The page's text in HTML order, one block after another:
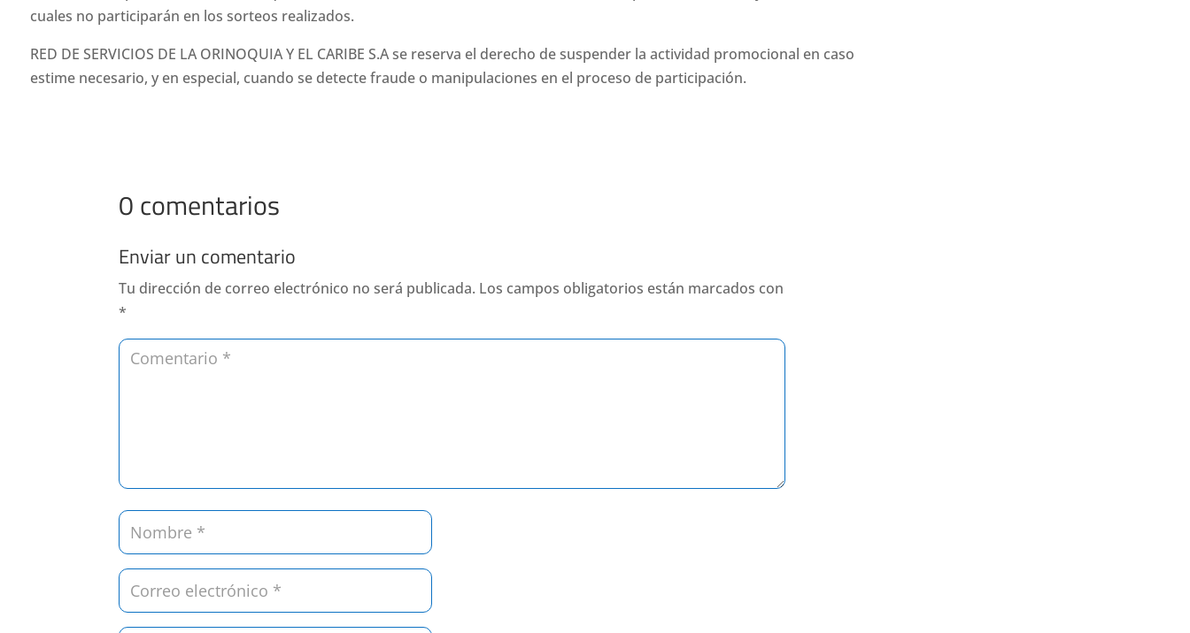
cuales no participarán en los sorteos realizados.
RED DE SERVICIOS DE LA ORINOQUIA Y EL CARIBE S.A se reserva el derecho de suspender la actividad promocional en caso
estime necesario, y en especial, cuando se detecte fraude o manipulaciones en el proceso de participación.
0 comentarios
Enviar un comentario
Tu dirección de correo electrónico no será publicada. Los campos obligatorios están marcados con
*